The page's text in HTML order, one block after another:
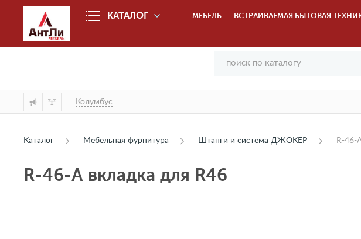
КАТАЛОГ МЕБЕЛЬ ВСТРАИВАЕМАЯ БЫТОВАЯ
Колумбус
Каталог Мебельная фурнитура Штанги и система ДЖОКЕР R-46-
R-46-А вкладка для R46